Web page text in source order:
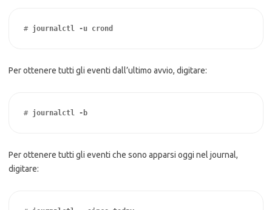
# journalctl -u crond
Per ottenere tutti gli eventi dall’ultimo avvio, digitare:
# journalctl -b
Per ottenere tutti gli eventi che sono apparsi oggi nel journal,
digitare: